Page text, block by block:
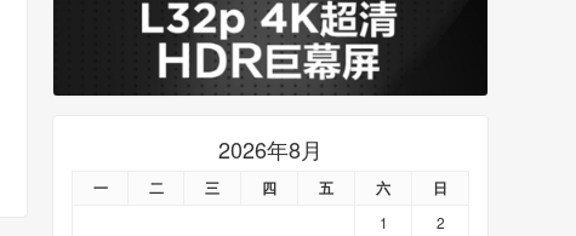
2026年8月
一 二 三 四 五 六 日
1
2